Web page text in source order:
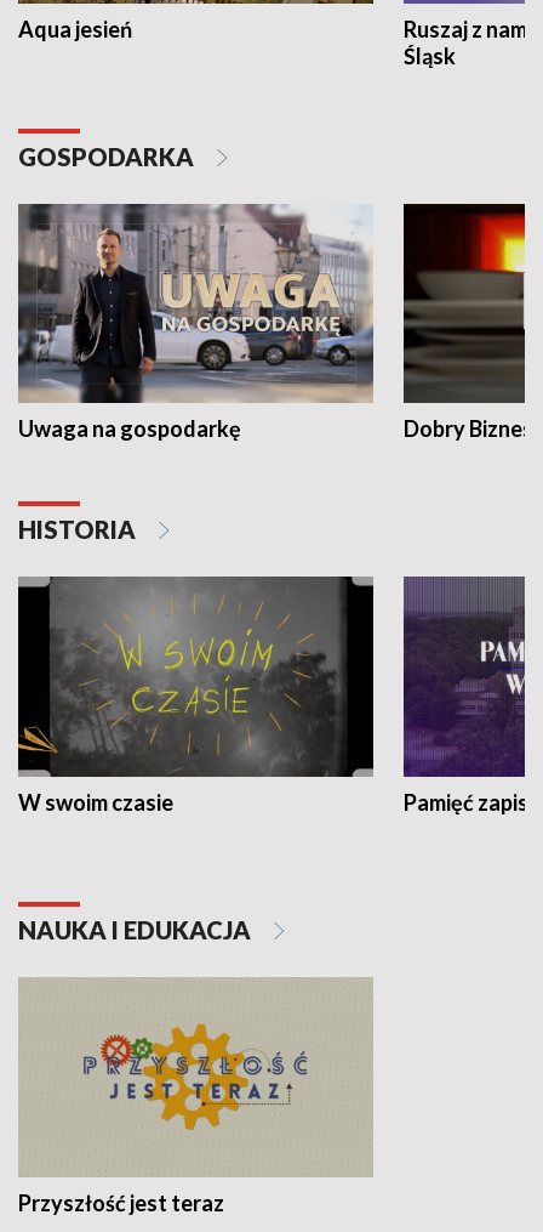
Aqua jesień
Ruszaj z
Śląsk
GOSPODARKA
Uwaga na gospodarkę Dobry Biznes
HISTORIA
W swoim czasie Pamięć
NAUKA I EDUKACJA
Przyszłość jest teraz